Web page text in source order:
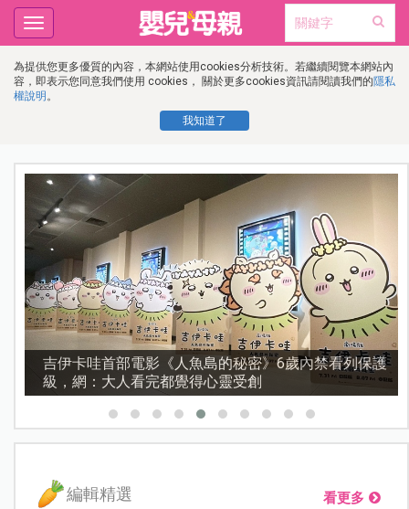
為提供您更多優質的內容，本網站使用cookies分析技術。若繼續閱覽本網站內
容，即表示您同意我們使用 cookies， 關於更多cookies資訊請閱讀我們的隱私
權說明 。
我知道了
Toggle
navigation
資優教育15問！師鐸獎名師陳宥妤：資優教育的核心，
不是成績而是讀懂孩子的心理準備度
編輯精選 看更多